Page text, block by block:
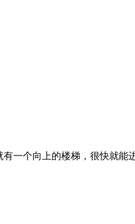
个向上的楼梯，很快就能